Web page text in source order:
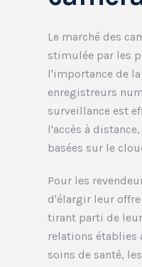
Le marché des
stimulée par les
l'importance de la
enregistreurs
surveillance est
l'accès à
basées sur le
Pour les
d'élargir leur offre
tirant parti de
relations établies
soins de santé,